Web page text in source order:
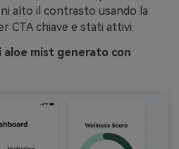
alto il contrasto usando la
CTA chiave e stati attivi.
aloe mist generato con